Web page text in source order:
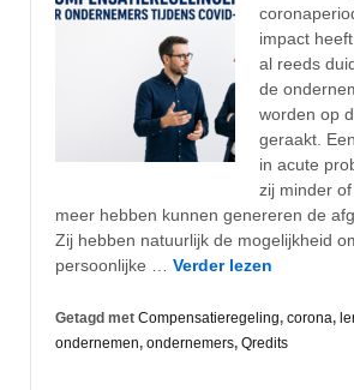
impact
al reeds
de
worden op
geraakt.
in acute
zij minder
meer hebben kunnen genereren de
Zij hebben natuurlijk de mogelijkheid
persoonlijke … Verder lezen
Getagd met Compensatieregeling, corona,
ondernemen, ondernemers, Qredits